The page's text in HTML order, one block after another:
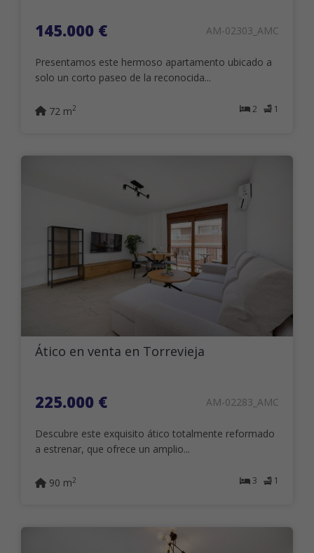
145.000 € AM-02303_AMC
Presentamos este hermoso apartamento ubicado a
solo un corto paseo de la reconocida...
2 1
72 m2
Ático en venta en Torrevieja
225.000 € AM-02283_AMC
Descubre este exquisito ático totalmente reformado
a estrenar, que ofrece un amplio...
3 1
90 m2